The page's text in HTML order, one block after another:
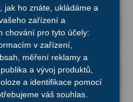
optický, 6x30
hřebenový, 1,25
mm 710-1250
paralaktická, EQ2
jak ho znáte, ukládáme a
zařízení a
chování pro tyto účely:
v zařízení,
měření reklamy a
a vývoj produktů,
a identifikace pomocí
váš souhlas.